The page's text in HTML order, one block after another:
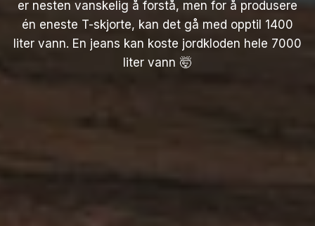
er nesten vanskelig å forstå, men for å produsere
én eneste T-skjorte, kan det gå med opptil 1400
liter vann. En jeans kan koste jordkloden hele 7000
liter vann 🤯